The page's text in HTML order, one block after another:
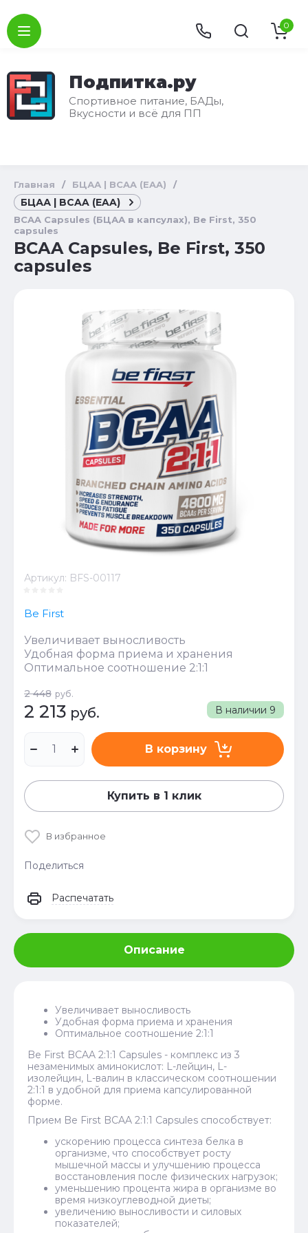
Подпитка.ру
Спортивное питание, БАДы,
Вкусности и всё для ПП
0
Главная / БЦАА | BCAA (EAA) /
БЦАА | BCAA (EAA)
BCAA Capsules (БЦАА в капсулах), Be First, 350
capsules
BCAA Capsules, Be First, 350
capsules
Артикул: BFS-00117
Be First
Увеличивает выносливость
Удобная форма приема и хранения
Оптимальное соотношение 2:1:1
В наличии 9
2 448 руб.
2 213 руб.
В корзину
Купить в 1 клик
В избранное
Поделиться
Распечатать
Описание
Увеличивает выносливость
Удобная форма приема и хранения
Оптимальное соотношение 2:1:1
Be First BCAA 2:1:1 Capsules - комплекс из 3
незаменимых аминокислот: L-лейцин, L-
изолейцин, L-валин в классическом соотношении
2:1:1 в удобной для приема капсулированной
форме.
Прием Be First BCAA 2:1:1 Capsules способствует:
ускорению процесса синтеза белка в
организме, что способствует росту
мышечной массы и улучшению процесса
восстановления после физических нагрузок;
уменьшению процента жира в организме во
время низкоуглеводной диеты;
увеличению выносливости и силовых
показателей;